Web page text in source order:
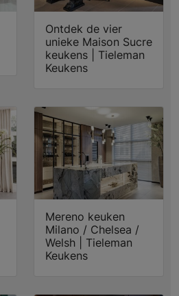
Ontdek de vier
unieke Maison Sucre
keukens | Tieleman
Keukens
Mereno keuken
Milano / Chelsea /
Welsh | Tieleman
Keukens